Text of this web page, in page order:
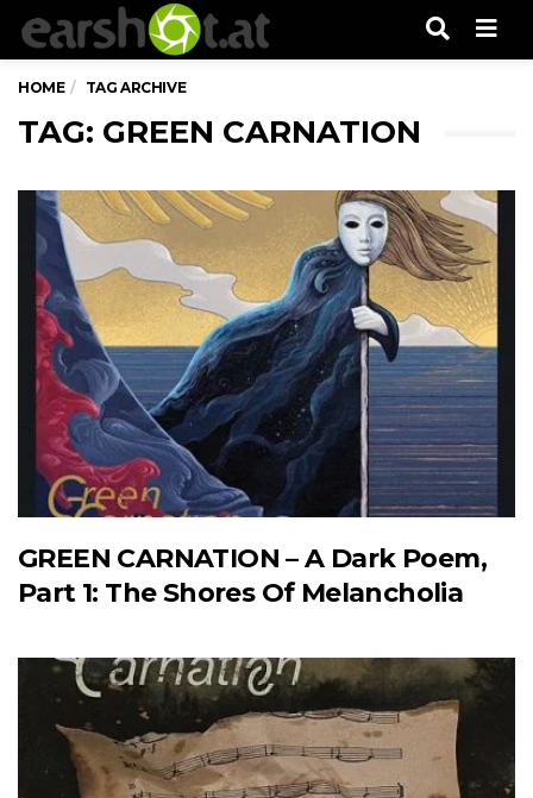
HOME TAG ARCHIVE
TAG: GREEN CARNATION
GREEN CARNATION – A Dark Poem,
Part 1: The Shores Of Melancholia